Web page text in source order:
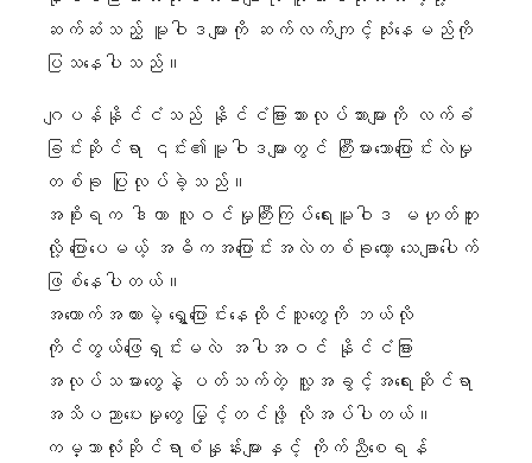
ဆက်ဆံသည့် မူဝါဒများကို ဆက်လက်ကျင့်သုံးနေမည်ကို
ပြသနေပါသည်။
ဂျပန်နိုင်ငံသည် နိုင်ငံခြားသားလုပ်သားများကို လက်ခံ
ခြင်းဆိုင်ရာ ၎င်း၏မူဝါဒများတွင် ကြီးမားသောပြောင်းလဲမှု
တစ်ခု ပြုလုပ်ခဲ့သည်။
အစိုးရက ဒါဟာ လူဝင်မှုကြီးကြပ်ရေးမူဝါဒ မဟုတ်ဘူး
လို့ ပြောပေမယ့် အဓိကအပြောင်းအလဲတစ်ခုတော့ သေချာပေါက်
ဖြစ်နေပါတယ်။
အထောက်အထားမဲ့ ရွှေ့ပြောင်းနေထိုင်သူတွေကို ဘယ်လို
ကိုင်တွယ်ဖြေရှင်းမလဲ အပါအဝင် နိုင်ငံခြား
အလုပ်သမားတွေနဲ့ ပတ်သက်တဲ့ လူ့အခွင့်အရေးဆိုင်ရာ
အသိပညာပေးမှုတွေ မြှင့်တင်ဖို့ လိုအပ်ပါတယ်။
ကမ္ဘာလုံးဆိုင်ရာစံနှုန်းများနှင့် ကိုက်ညီစေရန်